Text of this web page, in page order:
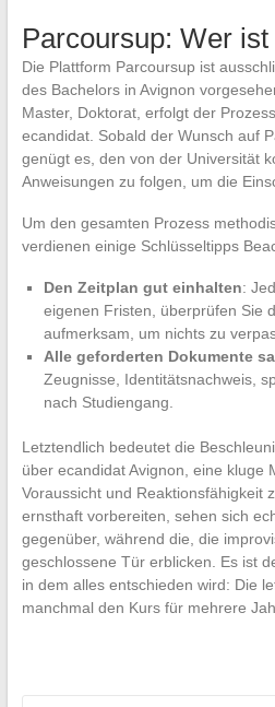
Parcoursup: Wer
Die Plattform Parcoursup ist
des Bachelors in Avignon
Master, Doktorat, erfolgt der
ecandidat. Sobald der Wunsch auf
genügt es, den von der Universität
Anweisungen zu folgen, um die
Um den gesamten Prozess
verdienen einige Schlüsseltipps
Den Zeitplan gut einhalten:
eigenen Fristen, überprüfen Sie
aufmerksam, um nichts zu
Alle geforderten Dokumente
Zeugnisse, Identitätsnachweis,
nach Studiengang.
Letztendlich bedeutet die
über ecandidat Avignon, eine kluge
Voraussicht und Reaktionsfähigkeit
ernsthaft vorbereiten, sehen sich
gegenüber, während die, die
geschlossene Tür erblicken. Es ist
in dem alles entschieden wird: Die
manchmal den Kurs für mehrere